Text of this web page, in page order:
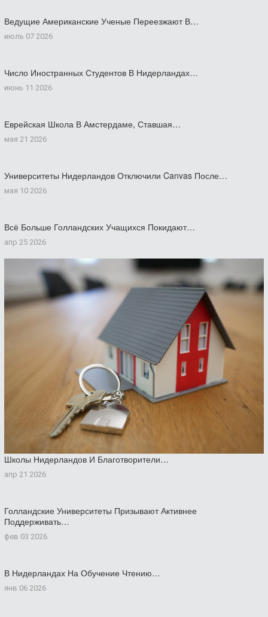
Ведущие Американские Ученые Переезжают В…
июль 07 2026
Число Иностранных Студентов В Нидерландах…
июнь 11 2026
Еврейская Школа В Амстердаме, Ставшая…
мая 21 2026
Университеты Нидерландов Отключили Canvas После…
мая 10 2026
Всё Больше Голландских Учащихся Покидают…
апр 25 2026
Школы Нидерландов И Благотворители…
апр 21 2026
Голландские Университеты Призывают Активнее
Поддерживать…
фев 03 2026
В Нидерландах На Обучение Чтению…
янв 06 2026